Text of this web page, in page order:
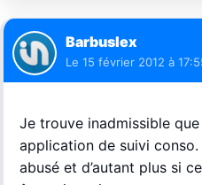
Barbuslex
Le 15 février 2012 à
Je trouve inadmissible que
application de suivi conso.
abusé et d’autant plus si